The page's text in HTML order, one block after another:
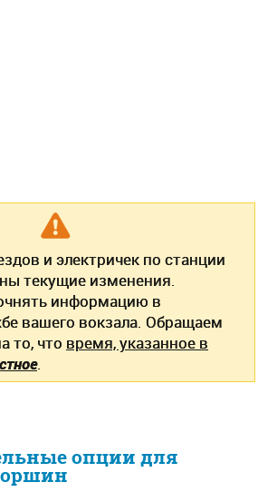
и электричек по станции
текущие изменения.
информацию в
вашего вокзала. Обращаем
то, что время, указанное в
.
опции для